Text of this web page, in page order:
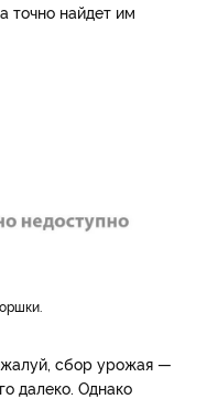
точно найдет им
сбор урожая —
далеко. Однако